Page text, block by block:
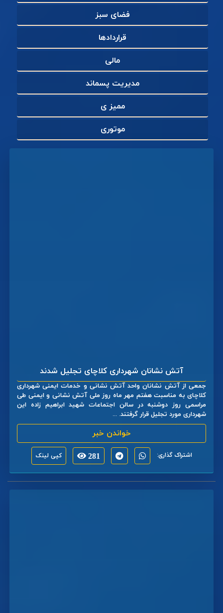
فضای سبز
قراردادها
مالی
مدیریت پسماند
ممیز ی
موتوری
آتش نشانان شهرداری کلاچای تجلیل شدند
جمعی از آتش نشانان واحد آتش نشانی و خدمات ایمنی شهرداری
کلاچای به مناسبت هفتم مهر ماه روز ملی آتش نشانی و ایمنی طی
مراسمی روز دوشنبه در سالن اجتماعات شهید ابراهیم زاده این
شهرداری مورد تجلیل قرار گرفتند. ...
خواندن خبر
اشتراک گذاری: 281 کپی لینک